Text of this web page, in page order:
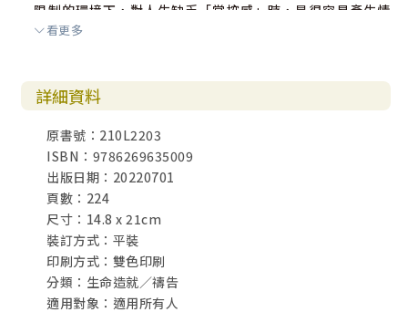
限制的環境下，對人生缺乏「掌控感」時，是很容易產生情
緒問題的，甚至可能衍生出身心疾病，但我們並未看到張學
康；第三、上教堂做禮拜可以假裝，但要翻譯得出一本屬靈
書籍卻又是另一回事了，因為除了翻譯能力之外，更重要的
是信仰方面的領受，畢竟同一個詞彙在不同語言文化中可以
有數種翻譯法，如果張學良在基督信仰方面的感觸不夠深
刻、不夠內化，則根本很難翻譯《相逢在骷髏地》這種書。
綜合以上三點，身為一個精神科的治療師，我可以合理的推
論，張學良後來應是真的成為了虔誠的基督徒！張學良可能
曾經也為了自己被軟禁的遭遇而鬱悶到痛！但顯然禱告與信
仰生活幫助了他，舒緩了他心裡的痛。
禱告，是一帖止痛藥！人生當中有很多的痛、有很多令人心
看更多
詳細資料
原書號：210L2203
ISBN：9786269635009
出版日期：20220701
頁數：224
尺寸：14.8 x 21cm
裝訂方式：平裝
印刷方式：雙色印刷
分類：生命造就／禱告
適用對象：適用所有人